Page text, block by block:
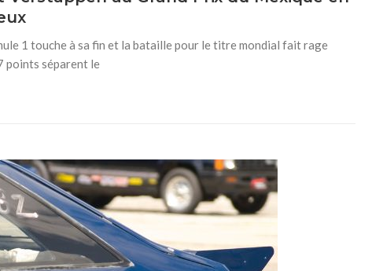
1 touche à sa fin et la bataille pour le titre mondial fait rage
points séparent le